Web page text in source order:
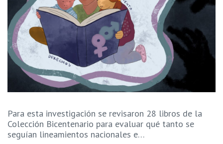
Para esta investigación se revisaron 28 libros de la
Colección Bicentenario para evaluar qué tanto se
seguían lineamientos nacionales e…